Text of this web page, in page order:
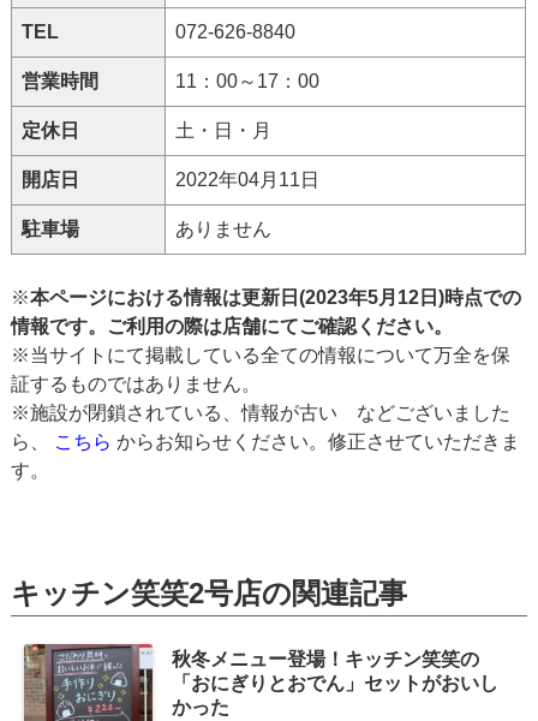
TEL 072-626-8840
営業時間 11：00～17：00
定休日 土・日・月
開店日 2022年04月11日
駐車場 ありません
※本ページにおける情報は更新日(2023年5月12日)時点での
情報です。ご利用の際は店舗にてご確認ください。
※当サイトにて掲載している全ての情報について万全を保
証するものではありません。
※施設が閉鎖されている、情報が古い などございました
ら、 こちら からお知らせください。修正させていただきま
す。
キッチン笑笑2号店の関連記事
秋冬メニュー登場！キッチン笑笑の
「おにぎりとおでん」セットがおいし
かった